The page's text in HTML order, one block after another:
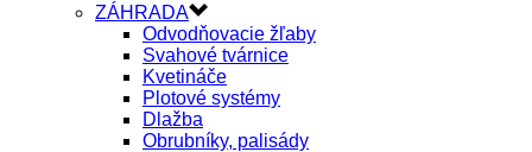
ZÁHRADA
Odvodňovacie žľaby
Svahové tvárnice
Kvetináče
Plotové systémy
Dlažba
Obrubníky, palisády